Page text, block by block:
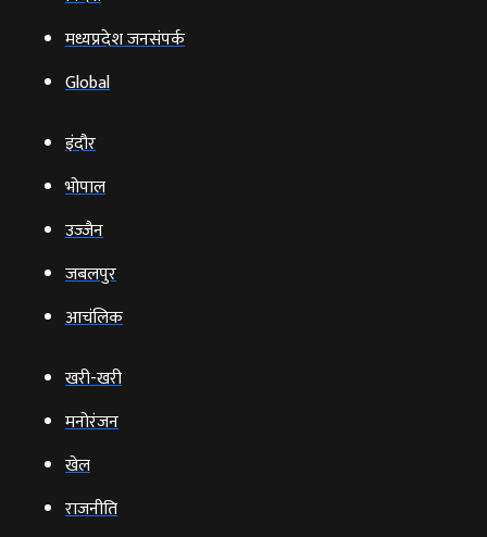
मध्यप्रदेश जनसंपर्क
Global
इंदौर
भोपाल
उज्‍जैन
जबलपुर
आचंलिक
खरी-खरी
मनोरंजन
खेल
राजनीति